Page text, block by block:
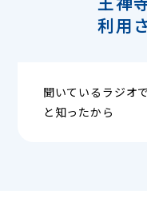
利用
聞いているラジオ
と知ったから